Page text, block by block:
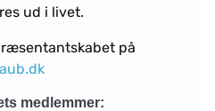
ud i livet.
på
medlemmer: